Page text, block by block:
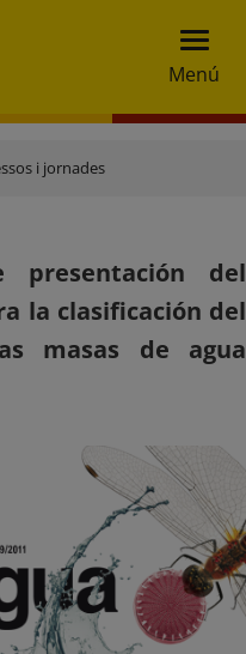
Menú
i jornades
presentación del
la clasificación del
masas de agua